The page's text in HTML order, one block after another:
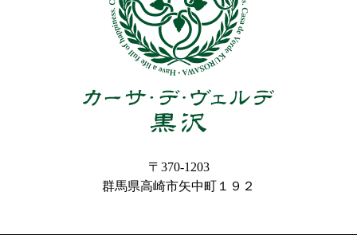
〒370-1203
群馬県高崎市矢中町１９２